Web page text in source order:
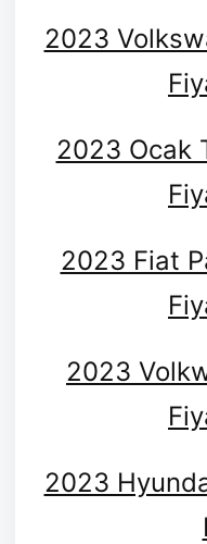
2023
2023 Ocak
2023 Fiat
2023
2023